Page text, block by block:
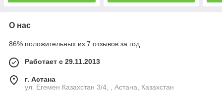
О нас
86% положительных из 7 отзывов за год
Работает с 29.11.2013
г. Астана
ул. Егемен Казахстан 3/4, , Астана, Казахстан